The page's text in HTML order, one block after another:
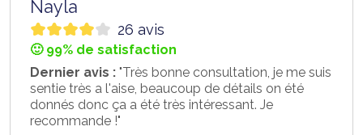
Nayla
26 avis
🙂 99% de satisfaction
Dernier avis : "Très bonne consultation, je me suis
sentie très a l'aise, beaucoup de détails on été
donnés donc ça a été très intéressant. Je
recommande !"